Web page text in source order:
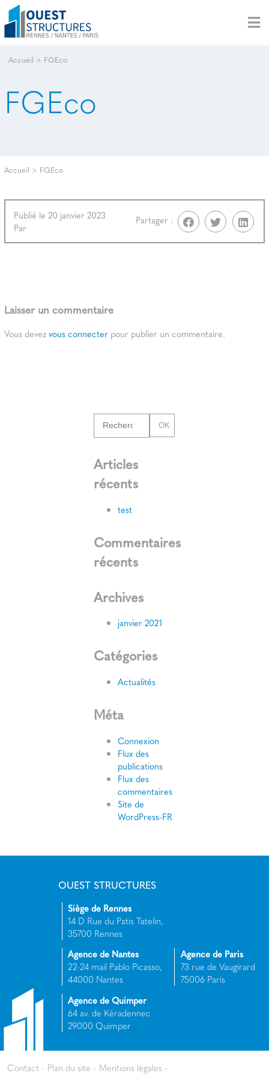
Accueil > FGEco
FGEco
Accueil > FGEco
Publié le 20 janvier 2023
Par
Partager :
Laisser un commentaire
Vous devezvous connecter pour publier un commentaire.
OK
Articles
récents
test
Commentaires
récents
Archives
janvier 2021
Catégories
Actualités
Méta
Connexion
Flux des
publications
Flux des
commentaires
Site de
WordPress-FR
OUEST STRUCTURES
Siège de Rennes
14 D Rue du Patis Tatelin,
35700 Rennes
Agence de Nantes
22-24 mail Pablo Picasso,
44000 Nantes
Agence de Paris
73 rue de Vaugirard
75006 Paris
Agence de Quimper
64 av. de Kéradennec
29000 Quimper
Contact Plan du site Mentions légales